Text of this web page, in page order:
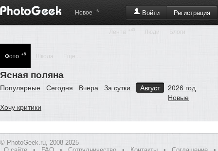
Войти Регистрация
Новое +8
Лента +43 Люди Блоги
Фото +8 Школа Еще ...
Ясная поляна
Популярные Сегодня Вчера За сутки Август
2026 год
Новые
Хочу критики
© PhotoGeek.ru, 2008-2025